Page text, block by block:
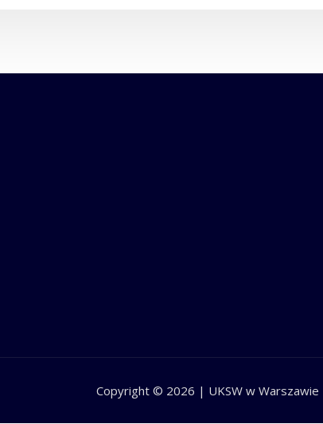
Copyright © 2026 | UKSW w Warszawie